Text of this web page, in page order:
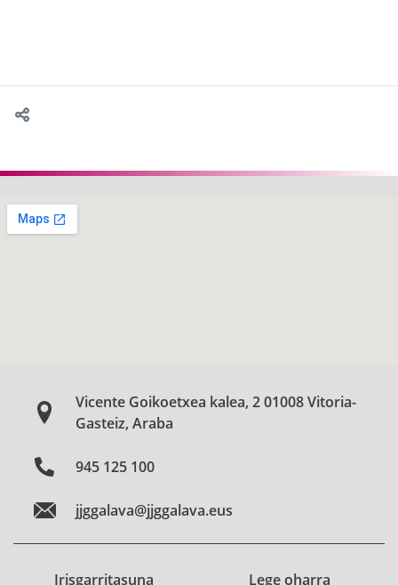
Vicente Goikoetxea kalea, 2 01008 Vitoria-
Gasteiz, Araba
945 125 100
jjggalava@jjggalava.eus
Irisgarritasuna Lege oharra